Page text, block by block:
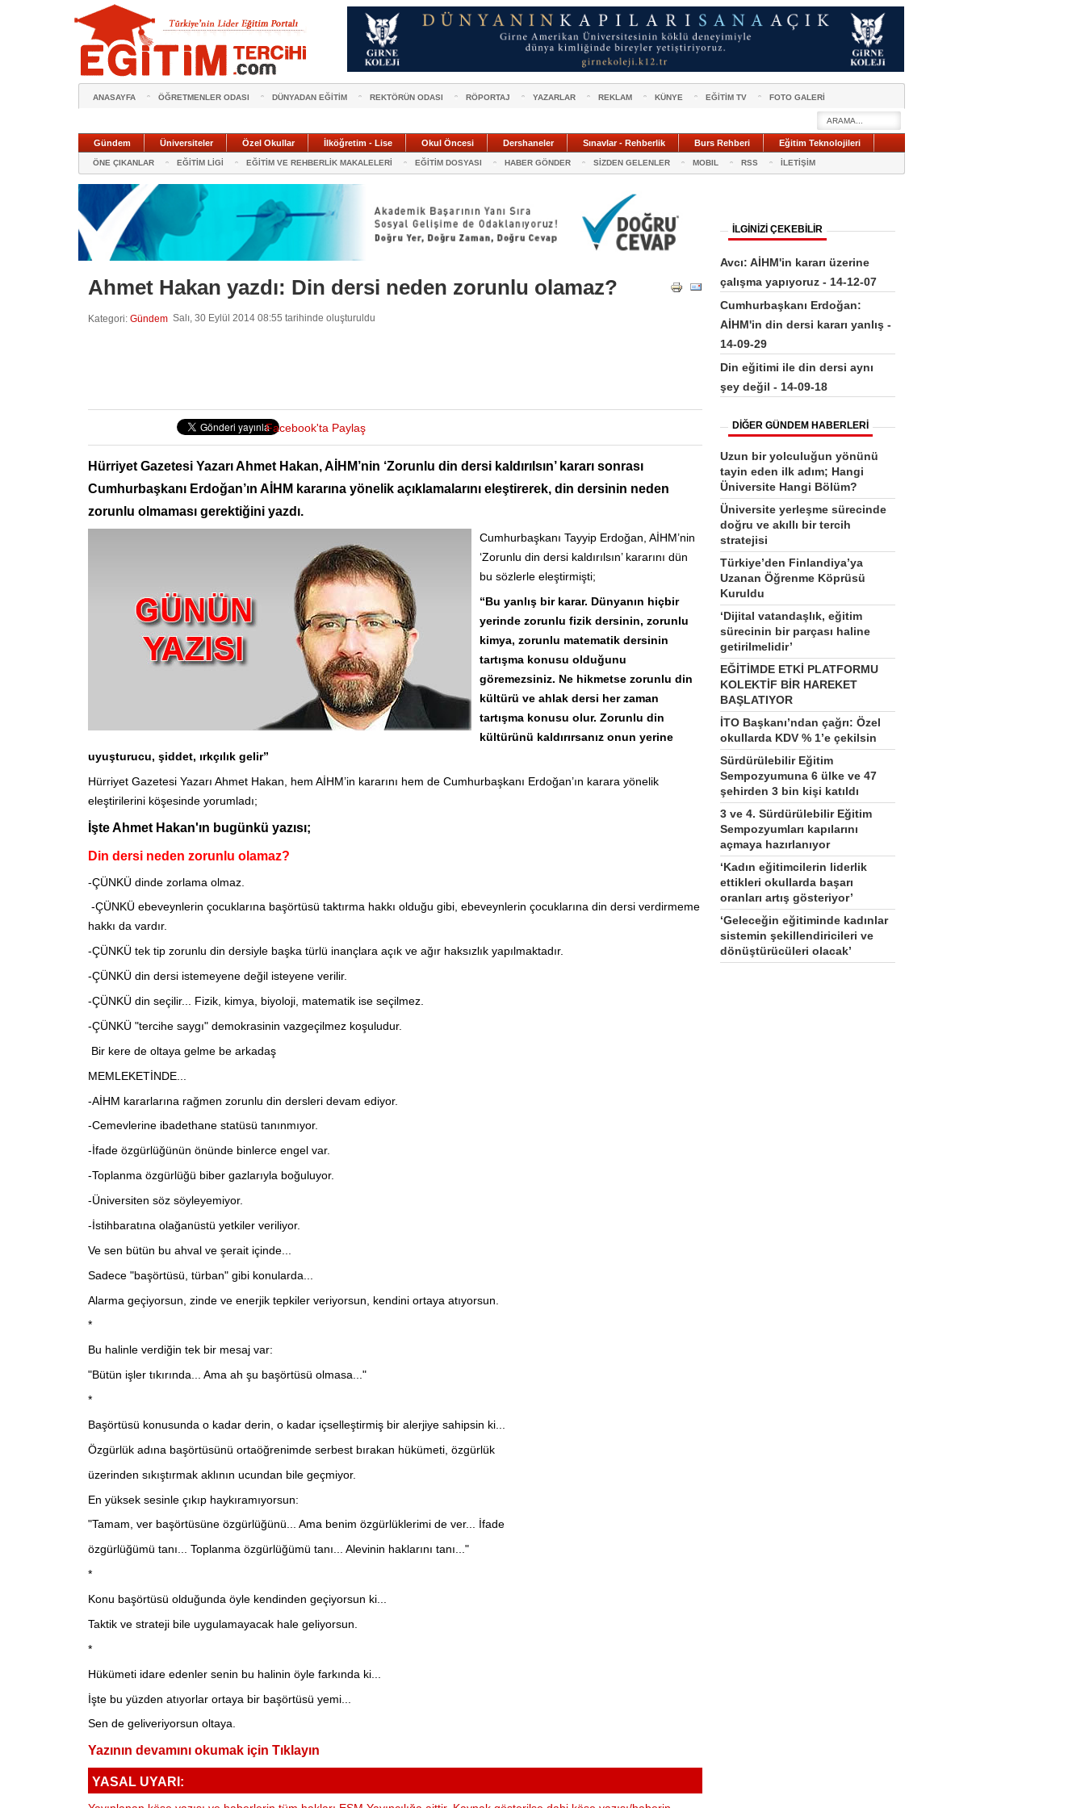
ANASAYFA ÖĞRETMENLER ODASI DÜNYADAN EĞİTİM REKTÖRÜN ODASI RÖPORTAJ YAZARLAR REKLAM KÜNYE EĞİTİM TV FOTO GALERİ
Gündem Üniversiteler Özel Okullar İlköğretim - Lise Okul Öncesi Dershaneler Sınavlar - Rehberlik Burs Rehberi Eğitim Teknolojileri
ÖNE ÇIKANLAR EĞİTİM LİGİ EĞİTİM VE REHBERLİK MAKALELERİ EĞİTİM DOSYASI HABER GÖNDER SİZDEN GELENLER MOBIL RSS İLETİŞİM
Ahmet Hakan yazdı: Din dersi neden zorunlu olamaz?
Kategori: Gündem Salı, 30 Eylül 2014 08:55 tarihinde oluşturuldu
Facebook'ta Paylaş
Hürriyet Gazetesi Yazarı Ahmet Hakan, AİHM’nin ‘Zorunlu din dersi kaldırılsın’ kararı sonrası
Cumhurbaşkanı Erdoğan’ın AİHM kararına yönelik açıklamalarını eleştirerek, din dersinin neden
zorunlu olmaması gerektiğini yazdı.
Cumhurbaşkanı Tayyip Erdoğan, AİHM’nin
‘Zorunlu din dersi kaldırılsın’ kararını dün
bu sözlerle eleştirmişti;
“Bu yanlış bir karar. Dünyanın hiçbir
yerinde zorunlu fizik dersinin, zorunlu
kimya, zorunlu matematik dersinin
tartışma konusu olduğunu
göremezsiniz. Ne hikmetse zorunlu din
kültürü ve ahlak dersi her zaman
tartışma konusu olur. Zorunlu din
kültürünü kaldırırsanız onun yerine
uyuşturucu, şiddet, ırkçılık gelir”
Hürriyet Gazetesi Yazarı Ahmet Hakan, hem AİHM’in kararını hem de Cumhurbaşkanı Erdoğan’ın karara yönelik
eleştirilerini köşesinde yorumladı;
İşte Ahmet Hakan'ın bugünkü yazısı;
Din dersi neden zorunlu olamaz?
-ÇÜNKÜ dinde zorlama olmaz.
-ÇÜNKÜ ebeveynlerin çocuklarına başörtüsü taktırma hakkı olduğu gibi, ebeveynlerin çocuklarına din dersi verdirmeme
hakkı da vardır.
-ÇÜNKÜ tek tip zorunlu din dersiyle başka türlü inançlara açık ve ağır haksızlık yapılmaktadır.
-ÇÜNKÜ din dersi istemeyene değil isteyene verilir.
-ÇÜNKÜ din seçilir... Fizik, kimya, biyoloji, matematik ise seçilmez.
-ÇÜNKÜ "tercihe saygı" demokrasinin vazgeçilmez koşuludur.
Bir kere de oltaya gelme be arkadaş
MEMLEKETİNDE...
-AİHM kararlarına rağmen zorunlu din dersleri devam ediyor.
-Cemevlerine ibadethane statüsü tanınmıyor.
-İfade özgürlüğünün önünde binlerce engel var.
-Toplanma özgürlüğü biber gazlarıyla boğuluyor.
-Üniversiten söz söyleyemiyor.
-İstihbaratına olağanüstü yetkiler veriliyor.
Ve sen bütün bu ahval ve şerait içinde...
Sadece "başörtüsü, türban" gibi konularda...
Alarma geçiyorsun, zinde ve enerjik tepkiler veriyorsun, kendini ortaya atıyorsun.
*
Bu halinle verdiğin tek bir mesaj var:
"Bütün işler tıkırında... Ama ah şu başörtüsü olmasa..."
*
Başörtüsü konusunda o kadar derin, o kadar içselleştirmiş bir alerjiye sahipsin ki...
Özgürlük adına başörtüsünü ortaöğrenimde serbest bırakan hükümeti, özgürlük
üzerinden sıkıştırmak aklının ucundan bile geçmiyor.
En yüksek sesinle çıkıp haykıramıyorsun:
"Tamam, ver başörtüsüne özgürlüğünü... Ama benim özgürlüklerimi de ver... İfade
özgürlüğümü tanı... Toplanma özgürlüğümü tanı... Alevinin haklarını tanı..."
*
Konu başörtüsü olduğunda öyle kendinden geçiyorsun ki...
Taktik ve strateji bile uygulamayacak hale geliyorsun.
*
Hükümeti idare edenler senin bu halinin öyle farkında ki...
İşte bu yüzden atıyorlar ortaya bir başörtüsü yemi...
Sen de geliveriyorsun oltaya.
Yazının devamını okumak için Tıklayın
YASAL UYARI:
İLGİNİZİ ÇEKEBİLİR
Avcı: AİHM'in kararı üzerine
çalışma yapıyoruz - 14-12-07
Cumhurbaşkanı Erdoğan:
AİHM'in din dersi kararı yanlış -
14-09-29
Din eğitimi ile din dersi aynı
şey değil - 14-09-18
DİĞER GÜNDEM HABERLERİ
Uzun bir yolculuğun yönünü
tayin eden ilk adım; Hangi
Üniversite Hangi Bölüm?
Üniversite yerleşme sürecinde
doğru ve akıllı bir tercih
stratejisi
Türkiye’den Finlandiya’ya
Uzanan Öğrenme Köprüsü
Kuruldu
‘Dijital vatandaşlık, eğitim
sürecinin bir parçası haline
getirilmelidir’
EĞİTİMDE ETKİ PLATFORMU
KOLEKTİF BİR HAREKET
BAŞLATIYOR
İTO Başkanı’ndan çağrı: Özel
okullarda KDV % 1’e çekilsin
Sürdürülebilir Eğitim
Sempozyumuna 6 ülke ve 47
şehirden 3 bin kişi katıldı
3 ve 4. Sürdürülebilir Eğitim
Sempozyumları kapılarını
açmaya hazırlanıyor
‘Kadın eğitimcilerin liderlik
ettikleri okullarda başarı
oranları artış gösteriyor’
‘Geleceğin eğitiminde kadınlar
sistemin şekillendiricileri ve
dönüştürücüleri olacak’